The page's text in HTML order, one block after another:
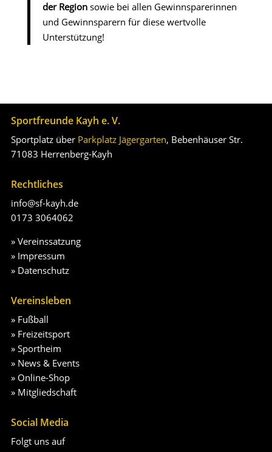
der Regionsowie bei allen Gewinnsparerinnen
und Gewinnsparern für diese wertvolle
Unterstützung!
Sportfreunde Kayh e. V.
Sportplatz über Parkplatz Jägergarten, Bebenhäuser Str.
71083 Herrenberg-Kayh
Rechtliches
info@sf-kayh.de
0173 3064062
» Vereinssatzung
» Impressum
» Datenschutz
Vereinsleben
» Fußball
» Freizeitsport
» Sportheim
» News & Events
» Online-Shop
» Mitgliedschaft
Social Media
Folgt uns auf